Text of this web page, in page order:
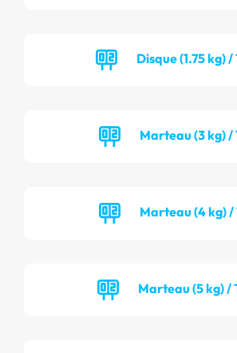
Disque (1.75 kg) /
Marteau (3 kg) /
Marteau (4 kg) /
Marteau (5 kg) /